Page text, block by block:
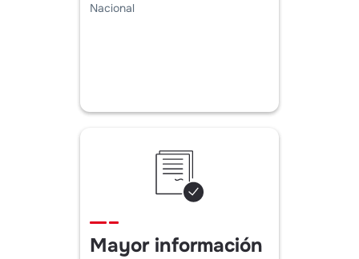
Nacional
Mayor información